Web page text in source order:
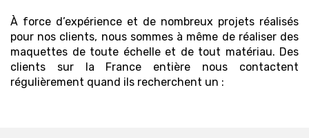
À force d’expérience et de nombreux projets réalisés
pour nos clients, nous sommes à même de réaliser des
maquettes de toute échelle et de tout matériau. Des
clients sur la France entière nous contactent
régulièrement quand ils recherchent un :